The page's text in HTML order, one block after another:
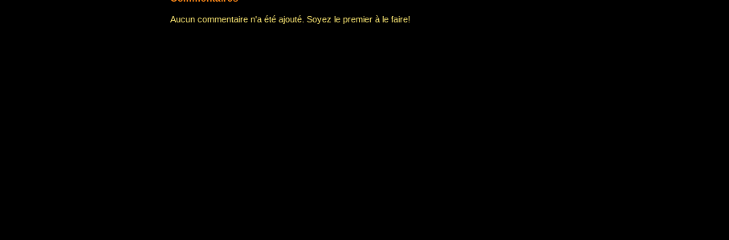
Aucun commentaire n'a été ajouté. Soyez le premier à le faire!